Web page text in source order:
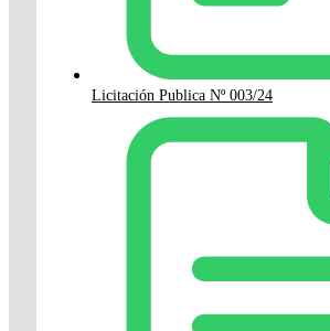
Licitación Publica Nº 003/24